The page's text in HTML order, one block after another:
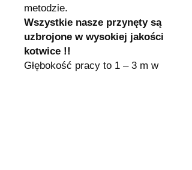
metodzie.
Wszystkie nasze przynęty są
uzbrojone w wysokiej jakości
kotwice !!
Głębokość pracy to 1 – 3 m w